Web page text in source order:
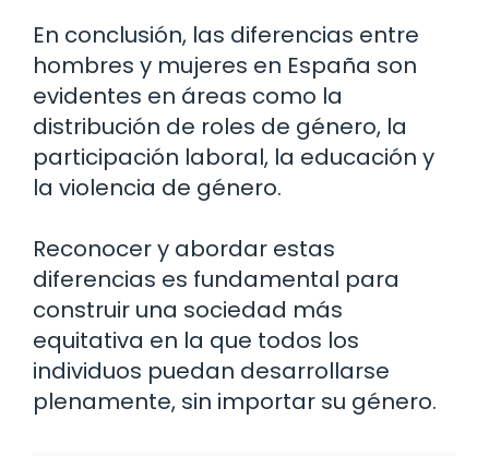
En conclusión, las diferencias entre
hombres y mujeres en España son
evidentes en áreas como la
distribución de roles de género, la
participación laboral, la educación y
la violencia de género.
Reconocer y abordar estas
diferencias es fundamental para
construir una sociedad más
equitativa en la que todos los
individuos puedan desarrollarse
plenamente, sin importar su género.